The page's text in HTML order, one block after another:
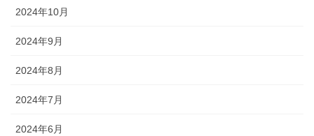
2024年10月
2024年9月
2024年8月
2024年7月
2024年6月